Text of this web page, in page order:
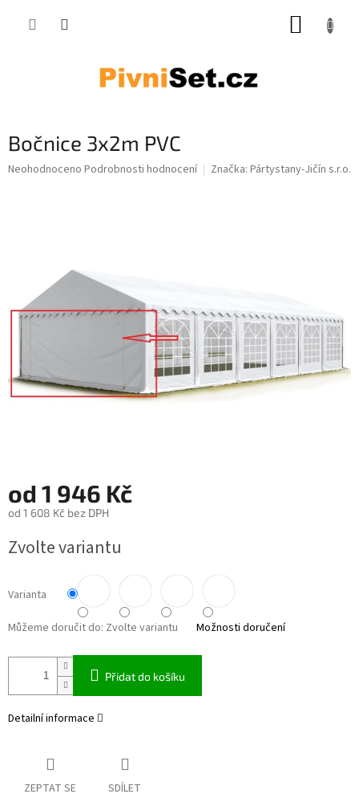
Bočnice 3x2m PVC
Průměrné hodnocení produktu je 0,0 z 5 hvězdiček.
Neohodnoceno Podrobnosti hodnocení Značka: Pártystany-Jičín s.r.o.
od 1 946 Kč
od 1 608 Kč bez DPH
Zvolte variantu
Varianta
Můžeme doručit do: Zvolte variantu Možnosti doručení
Přidat do košíku
Detailní informace
ZEPTAT SE SDÍLET